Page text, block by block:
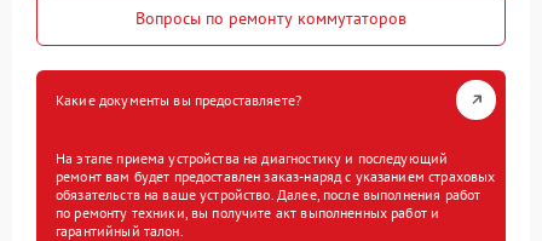
Вопросы по ремонту коммутаторов
Какие документы вы предоставляете?
На этапе приема устройства на диагностику и последующий
ремонт вам будет предоставлен заказ-наряд с указанием страховых
обязательств на ваше устройство. Далее, после выполнения работ
по ремонту техники, вы получите акт выполненных работ и
гарантийный талон.